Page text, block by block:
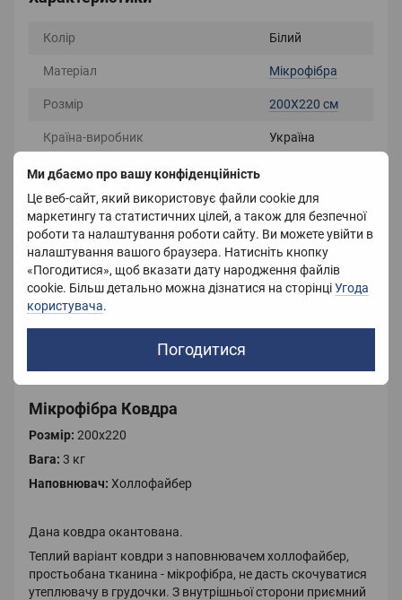
Ми дбаємо про вашу конфіденційність
Це веб-сайт, який використовує файли cookie для
маркетингу та статистичних цілей, а також для безпечної
роботи та налаштування роботи сайту. Ви можете увійти в
налаштування вашого браузера. Натисніть кнопку
«Погодитися», щоб вказати дату народження файлів
cookie. Більш детально можна дізнатися на сторінціУгода
користувача.
Погодитися
Колір Білий
Матеріал Мікрофібра
Розмір 200X220 см
Країна-виробник Україна
Наповнювач
Вага 3500 г
Склад матеріалу чохла Мікрофібра
Склад матеріалу наповнювача Холлофайбер
Сезонність
Опис
Мікрофібра Ковдра
Розмір: 200х220
Вага: 3 кг
Наповнювач: Холлофайбер
Дана ковдра окантована.
Теплий варіант ковдри з наповнювачем холлофайбер,
простьобана тканина - мікрофібра, не дасть скочуватися
утеплювачу в грудочки. З внутрішньої сторони приємний